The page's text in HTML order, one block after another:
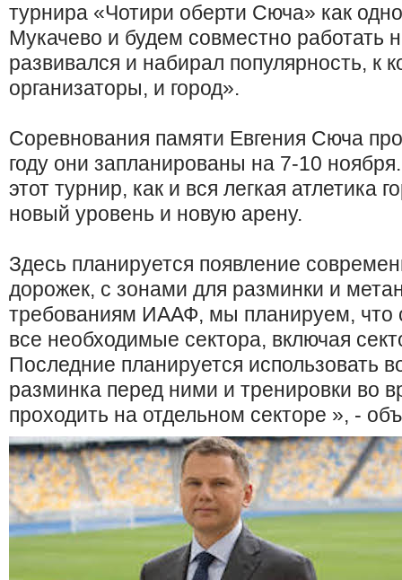
турнира «Чотири оберти Сюча» как
Мукачево и будем совместно работать
развивался и набирал популярность, к
организаторы, и город».
Соревнования памяти Евгения Сюча
году они запланированы на 7-10
этот турнир, как и вся легкая атлетика
новый уровень и новую арену.
Здесь планируется появление
дорожек, с зонами для разминки и
требованиям ИААФ, мы планируем, что
все необходимые сектора, включая
Последние планируется использовать
разминка перед ними и тренировки во
проходить на отдельном секторе », -